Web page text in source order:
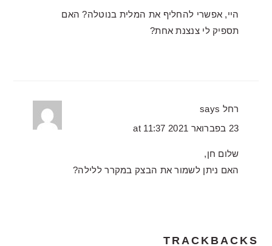
היי, אפשרי להחליף את המלית בנוטלה? האם
תספיק לי צנצנת אחת?
רחל says
23 בפברואר 2021 at 11:37
שלום חן,
האם ניתן לשמור את הבצק במקרר ללילה?
TRACKBACKS